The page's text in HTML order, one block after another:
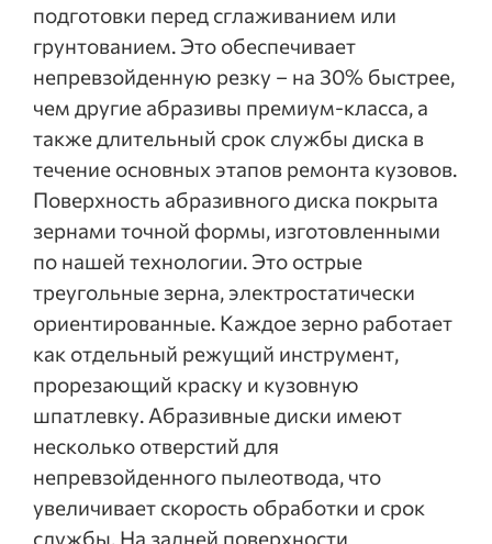
подготовки перед сглаживанием или
грунтованием. Это обеспечивает
непревзойденную резку – на 30% быстрее,
чем другие абразивы премиум-класса, а
также длительный срок службы диска в
течение основных этапов ремонта кузовов.
Поверхность абразивного диска покрыта
зернами точной формы, изготовленными
по нашей технологии. Это острые
треугольные зерна, электростатически
ориентированные. Каждое зерно работает
как отдельный режущий инструмент,
прорезающий краску и кузовную
шпатлевку. Абразивные диски имеют
несколько отверстий для
непревзойденного пылеотвода, что
увеличивает скорость обработки и срок
службы. На задней поверхности